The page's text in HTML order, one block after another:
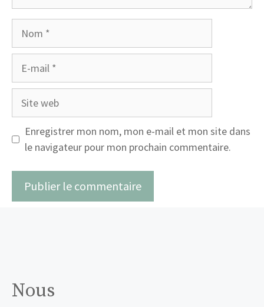
Site
Enregistrer mon nom, mon e-mail et mon site dans
le navigateur pour mon prochain commentaire.
Nous